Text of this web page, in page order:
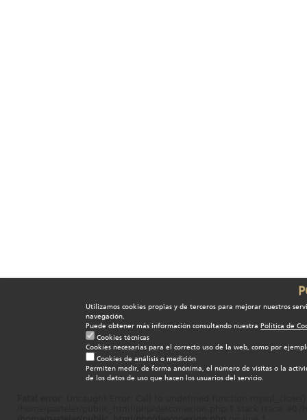
Utilizamos cookies propias y de terceros para mejorar nuestros
navegación.
Puede obtener más información consultando nuestraPolítica de
Cookies técnicas
Cookies necesarias para el correcto uso de la web, como por
Cookies de análisis o medición
Permiten medir, de forma anónima, el número de visitas o la
de los datos de uso que hacen los usuarios del servicio.